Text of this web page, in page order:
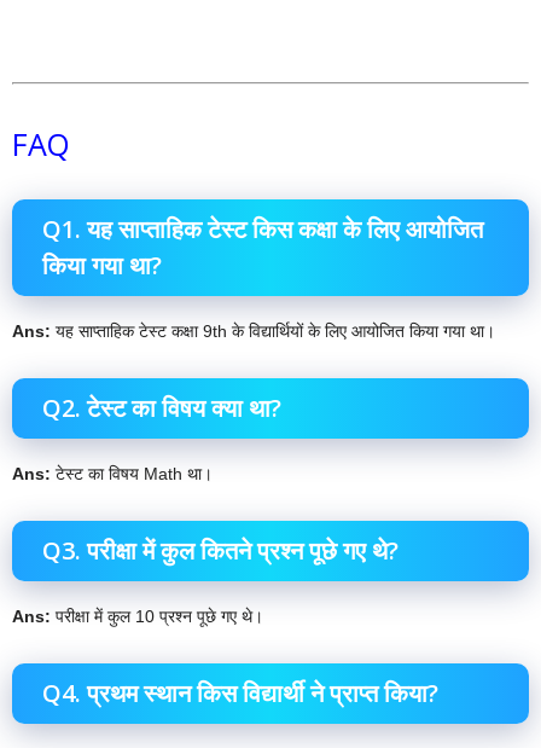
FAQ
Q1. यह साप्ताहिक टेस्ट किस कक्षा के लिए आयोजित
किया गया था?
Ans: यह साप्ताहिक टेस्ट कक्षा 9th के विद्यार्थियों के लिए आयोजित किया गया था।
Q2. टेस्ट का विषय क्या था?
Ans: टेस्ट का विषय Math था।
Q3. परीक्षा में कुल कितने प्रश्न पूछे गए थे?
Ans: परीक्षा में कुल 10 प्रश्न पूछे गए थे।
Q4. प्रथम स्थान किस विद्यार्थी ने प्राप्त किया?